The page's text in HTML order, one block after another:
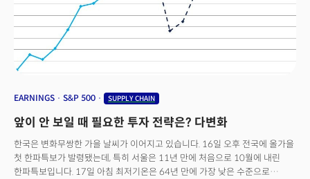
현재 새로운 용량을 추가하기 위해 매주 약 20억달러를 지출하고 있으며 이
투자가 5년 이내에 50%를 더 증가할 것으로 예상했다.시거스 CEO는 이번
컨퍼런스에서 칩 부족 사태의 배경, 칩 혁신 아이디어 및 앞으로 나아갈 방향을
나눴다. 다음은 발표 요약이다.
EARNINGS S&P 500 SUPPLY CHAIN
앞이 안 보일 때 필요한 투자 전략은? 다변화
한국은 변화무쌍한 가을 날씨가 이어지고 있습니다. 16일 오후 전국에 올가을
첫 한파특보가 발령됐는데, 특히 서울은 11년 만에 처음으로 10월에 내린
한파특보입니다. 17일 아침 최저기온은 64년 만에 가장 낮은 수준으로